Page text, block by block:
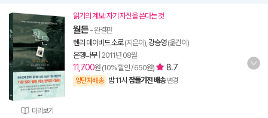
미리보기
읽기의 계보: 자기 자신을 쓴다는 것
월든 - 완결판
헨리 데이비드 소로(지은이), 강승영(옮긴이)
은행나무| 2011년 08월
11,700원 (10% 할인 / 650원) 8.7
양탄자배송 밤 11시 잠들기전 배송 변경